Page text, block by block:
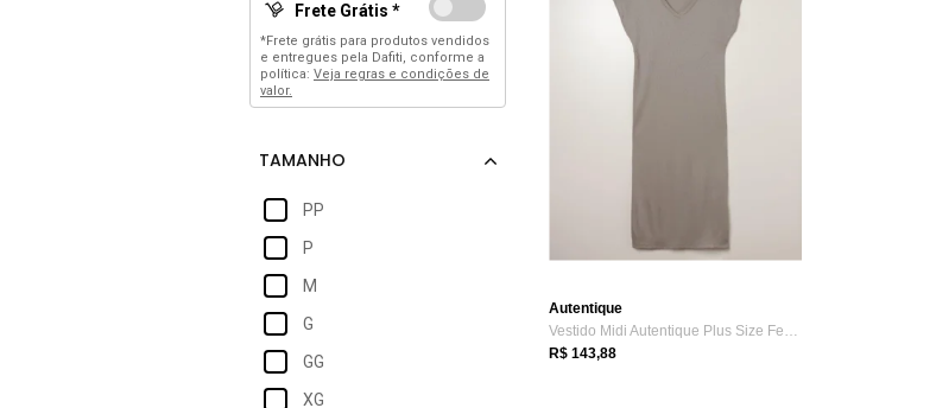
Frete Grátis *
*Frete grátis para produtos vendidos
e entregues pela Dafiti, conforme a
política: Veja regras e condições de
valor.
PP
P
M
G
GG
XG
Autentique
Vestido Midi Autentique Plus Size Feminino CINZA
R$ 143,88